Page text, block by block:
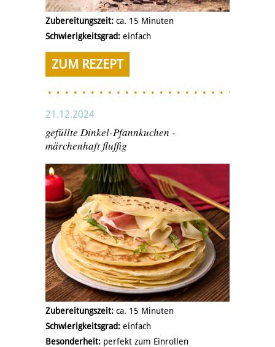
Zubereitungszeit: ca. 15 Minuten
Schwierigkeitsgrad: einfach
ZUM REZEPT
21.12.2024
gefüllte Dinkel-Pfannkuchen -
märchenhaft fluffig
Zubereitungszeit: ca. 15 Minuten
Schwierigkeitsgrad: einfach
Besonderheit: perfekt zum Einrollen